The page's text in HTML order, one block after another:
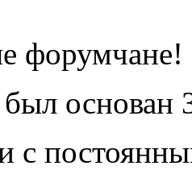
форумчане!
основан
с